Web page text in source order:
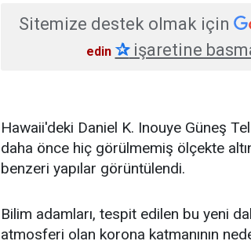
Sitemize destek olmak için
edin ✰işaretine
Hawaii'deki Daniel K. Inouye Güneş
daha önce hiç görülmemiş ölçekte
benzeri yapılar görüntülendi.
Bilim adamları, tespit edilen bu yeni
atmosferi olan korona katmanının